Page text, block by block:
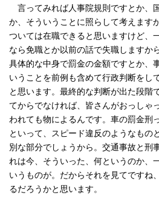
言ってみれば人事院規則ですとか、
か、そういうことに照らして考えます
ついては在職できると思いますけど、
なら免職とか以前の話で失職しますか
具体的な中身で罰金の金額ですとか、
いうことを前例も含めて行政判断をし
と思います。最終的な判断が出た段階
てからでなければ、皆さんがおっしゃ
われても物によるんです。車の罰金刑
といって、スピード違反のようなもの
別な部分でしょうから。交通事故と刑
れは今、そういった、何というのか、
いうものが。だからそれを見てですね
るだろうかと思います。